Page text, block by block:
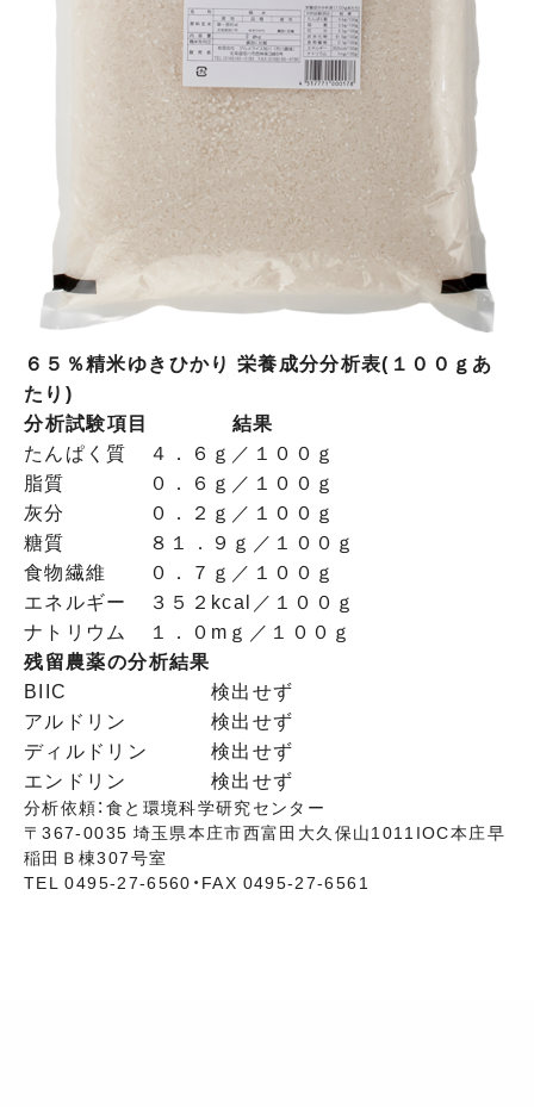
６５％精米ゆきひかり 栄養成分分析表(１００ｇあ
たり)
分析試験項目
結果
たんぱく質
４．６ｇ／１００ｇ
脂質
０．６ｇ／１００ｇ
灰分
０．２ｇ／１００ｇ
糖質
８１．９ｇ／１００ｇ
食物繊維
０．７ｇ／１００ｇ
エネルギー
３５２kcal／１００ｇ
ナトリウム
１．０mｇ／１００ｇ
残留農薬の分析結果
BIIC
検出せず
アルドリン
検出せず
ディルドリン
検出せず
エンドリン
検出せず
分析依頼：食と環境科学研究センター
〒367-0035 埼玉県本庄市西富田大久保山1011IOC本庄早
稲田Ｂ棟307号室
TEL 0495-27-6560・FAX 0495-27-6561